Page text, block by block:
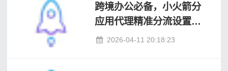
跨境办公必备，小火箭分
应用代理精准分流设置方
案 2026-04-11 20:18:23